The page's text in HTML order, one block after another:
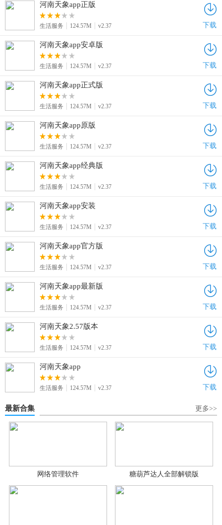
河南天象app正版
生活服务 124.57M v2.37 下载
河南天象app安卓版
生活服务 124.57M v2.37 下载
河南天象app正式版
生活服务 124.57M v2.37 下载
河南天象app原版
生活服务 124.57M v2.37 下载
河南天象app经典版
生活服务 124.57M v2.37 下载
河南天象app安装
生活服务 124.57M v2.37 下载
河南天象app官方版
生活服务 124.57M v2.37 下载
河南天象app最新版
生活服务 124.57M v2.37 下载
河南天象2.57版本
生活服务 124.57M v2.37 下载
河南天象app
生活服务 124.57M v2.37 下载
最新合集 更多>>
网络管理软件 糖葫芦达人全部解锁版